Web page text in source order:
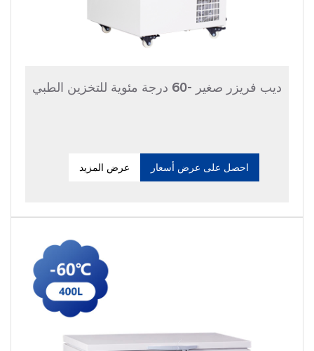
ديب فريزر صغير -60 درجة مئوية للتخزين الطبي
احصل على عرض أسعار عرض المزيد